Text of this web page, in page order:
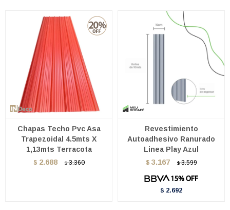
Chapas Techo Pvc Asa
Trapezoidal 4.5mts X
1,13mts Terracota
$ 2.688 $ 3.360
Revestimiento
Autoadhesivo Ranurado
Linea Play Azul
$ 3.167 $ 3.599
$ 2.692